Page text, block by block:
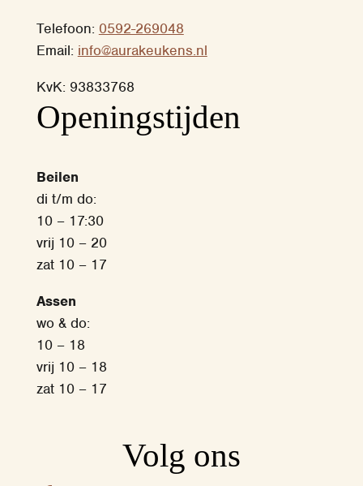
Telefoon: 0592-269048
Email: info@aurakeukens.nl
KvK: 93833768
‎Openingstijden
Beilen
di t/m do:
10 – 17:30
vrij 10 – 20
zat 10 – 17
Assen
wo & do:
10 – 18
vrij 10 – 18
zat 10 – 17
Volg ons